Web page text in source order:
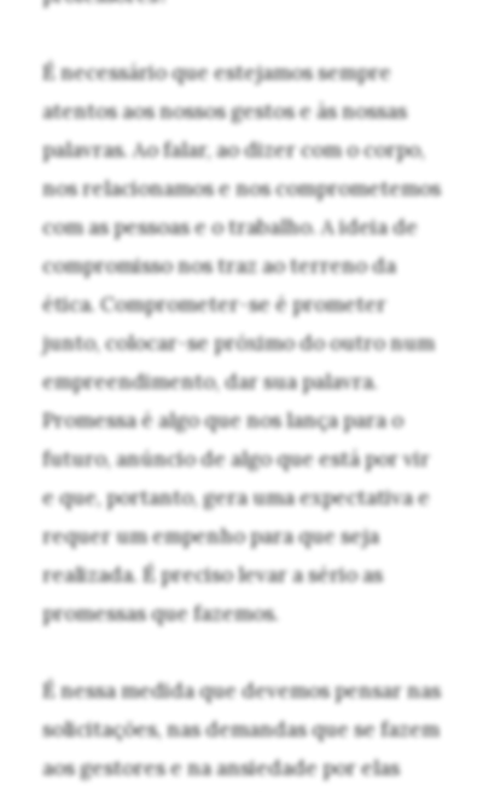
É necessário que estejamos sempre
atentos aos nossos gestos e às nossas
palavras. Ao falar, ao dizer com o corpo,
nos relacionamos e nos comprometemos
com as pessoas e o trabalho. A ideia de
compromisso nos traz ao terreno da
ética. Comprometer-se é prometer
junto, colocar-se próximo do outro num
empreendimento, dar sua palavra.
Promessa é algo que nos lança para o
futuro, anúncio de algo que está por vir
e que, portanto, gera uma expectativa e
requer um empenho para que seja
realizada. É preciso levar a sério as
promessas que fazemos.
É nessa medida que devemos pensar nas
solicitações, nas demandas que se fazem
aos gestores e na ansiedade por elas